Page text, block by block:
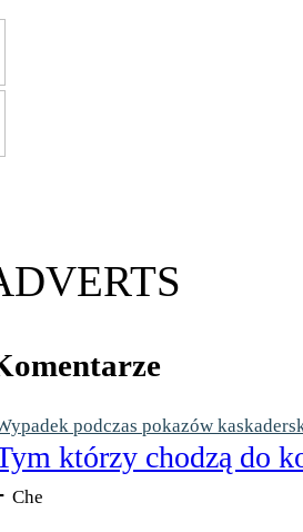
podczas pokazów
którzy chodzą do
Che